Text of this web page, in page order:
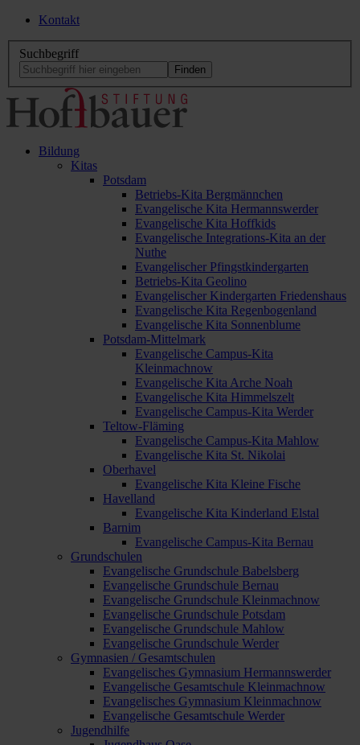
Kontakt
Suchbegriff
Bildung
Kitas
Potsdam
Betriebs-Kita Bergmännchen
Evangelische Kita Hermannswerder
Evangelische Kita Hoffkids
Evangelische Integrations-Kita an der
Nuthe
Evangelischer Pfingstkindergarten
Betriebs-Kita Geolino
Evangelischer Kindergarten Friedenshaus
Evangelische Kita Regenbogenland
Evangelische Kita Sonnenblume
Potsdam-Mittelmark
Evangelische Campus-Kita
Kleinmachnow
Evangelische Kita Arche Noah
Evangelische Kita Himmelszelt
Evangelische Campus-Kita Werder
Teltow-Fläming
Evangelische Campus-Kita Mahlow
Evangelische Kita St. Nikolai
Oberhavel
Evangelische Kita Kleine Fische
Havelland
Evangelische Kita Kinderland Elstal
Barnim
Evangelische Campus-Kita Bernau
Grundschulen
Evangelische Grundschule Babelsberg
Evangelische Grundschule Bernau
Evangelische Grundschule Kleinmachnow
Evangelische Grundschule Potsdam
Evangelische Grundschule Mahlow
Evangelische Grundschule Werder
Gymnasien / Gesamtschulen
Evangelisches Gymnasium Hermannswerder
Evangelische Gesamtschule Kleinmachnow
Evangelisches Gymnasium Kleinmachnow
Evangelische Gesamtschule Werder
Jugendhilfe